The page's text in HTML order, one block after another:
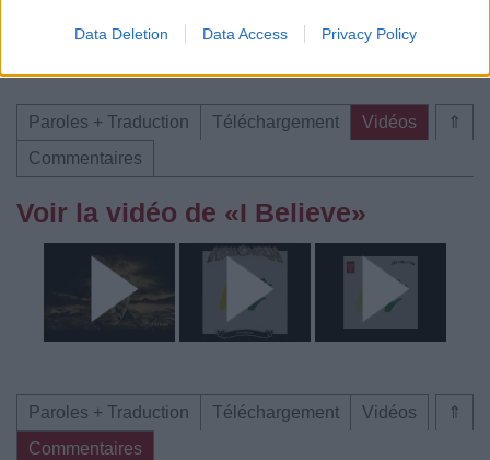
Data Deletion Data Access Privacy Policy
Trouver un instrument de musique ou une partition au
⇑
Paroles + Traduction Téléchargement
Vidéos
Commentaires
Voir la vidéo de «I Believe»
⇑
Paroles + Traduction Téléchargement
Vidéos
Commentaires